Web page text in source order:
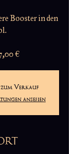
Booster in den
€
Verkauf
ansehen